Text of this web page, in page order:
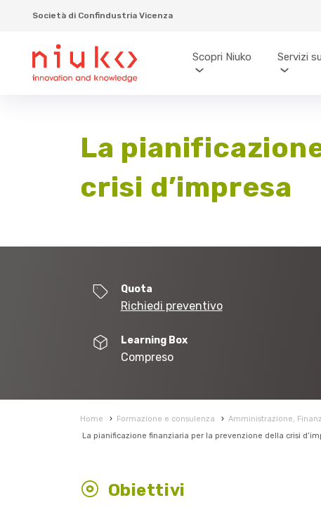
Società di Confindustria Vicenza
Scopri Niuko Servizi
La
crisi d’impresa
Quota
Richiedi preventivo
Learning Box
Compreso
Home › Formazione e consulenza › Amministrazione,
La pianificazione finanziaria per la prevenzione della crisi
Obiettivi